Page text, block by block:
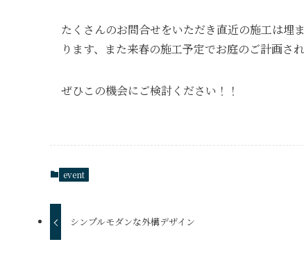
たくさんのお問合せをいただき直近の施工は埋
ります、また来春の施工予定でお庭のご計画さ
ぜひこの機会にご検討ください！！
event
シンプルモダンな外構デザイン